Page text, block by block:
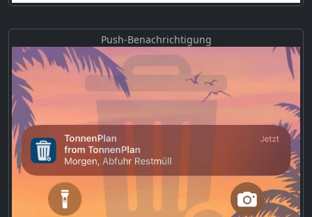
Push-Benachrichtigung